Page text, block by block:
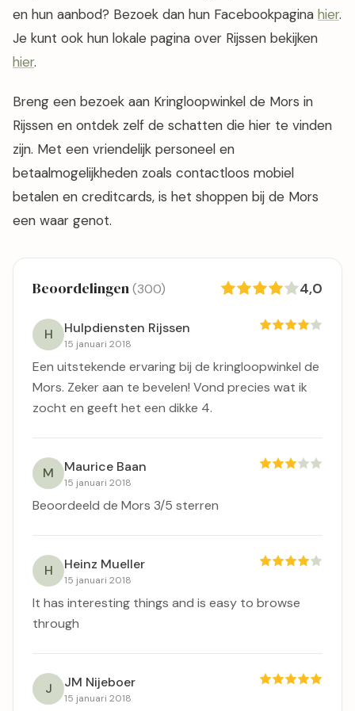
en hun aanbod? Bezoek dan hun Facebookpagina hier.
Je kunt ook hun lokale pagina over Rijssen bekijken
hier.
Breng een bezoek aan Kringloopwinkel de Mors in
Rijssen en ontdek zelf de schatten die hier te vinden
zijn. Met een vriendelijk personeel en
betaalmogelijkheden zoals contactloos mobiel
betalen en creditcards, is het shoppen bij de Mors
een waar genot.
Beoordelingen(300) 4,0
H Hulpdiensten Rijssen
15 januari 2018
Een uitstekende ervaring bij de kringloopwinkel de
Mors. Zeker aan te bevelen! Vond precies wat ik
zocht en geeft het een dikke 4.
M Maurice Baan
15 januari 2018
Beoordeeld de Mors 3/5 sterren
H Heinz Mueller
15 januari 2018
It has interesting things and is easy to browse
through
J JM Nijeboer
15 januari 2018